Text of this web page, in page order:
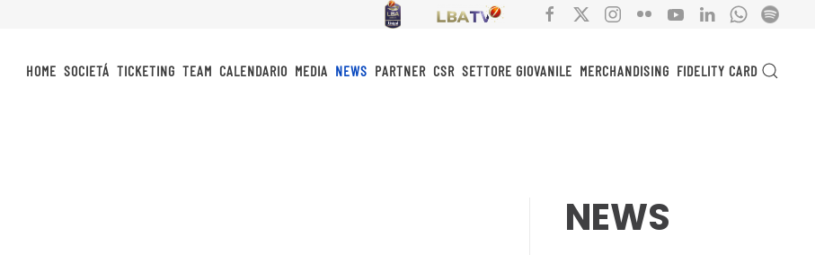
HOME SOCIETÁ TICKETING TEAM CALENDARIO MEDIA NEWS PARTNER CSR SETTORE GIOVANILE MERCHANDISING FIDELITY CARD
NEWS